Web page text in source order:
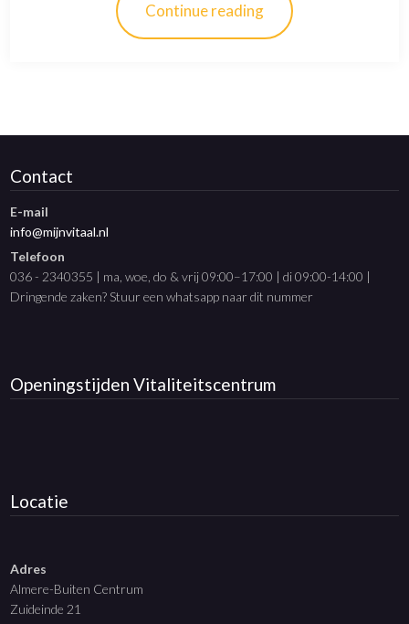
Continue reading
Contact
E-mail
info@mijnvitaal.nl
Telefoon
036 - 2340355 | ma, woe, do & vrij 09:00–17:00 | di 09:00-14:00 |
Dringende zaken? Stuur een whatsapp naar dit nummer
OpeningstijdenVitaliteitscentrum
Locatie
Adres
Almere-Buiten Centrum
Zuideinde 21